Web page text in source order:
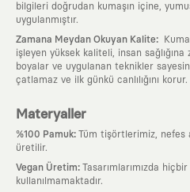
bilgileri doğrudan kumaşın içine,
uygulanmıştır.
Zamana Meydan Okuyan Kalite:
işleyen yüksek kaliteli, insan
boyalar ve uygulanan teknikler
çatlamaz ve ilk günkü canlılığını korur.
Materyaller
%100 Pamuk: Tüm tişörtlerimiz, nefes
üretilir.
Vegan Üretim: Tasarımlarımızda
kullanılmamaktadır.